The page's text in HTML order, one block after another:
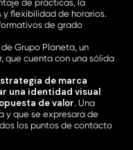
de prácticas, la
flexibilidad de horarios.
de grado
Grupo Planeta, un
que cuenta con una sólida
de marca
una identidad visual
de valor. Una
y que se expresara de
los puntos de contacto